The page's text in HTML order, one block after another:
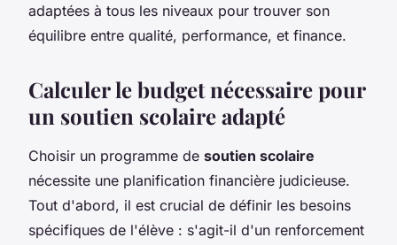
adaptées à tous les niveaux pour trouver son
équilibre entre qualité, performance, et finance.
Calculer le budget nécessaire pour
un soutien scolaire adapté
Choisir un programme de soutien scolaire
nécessite une planification financière judicieuse.
Tout d'abord, il est crucial de définir les besoins
spécifiques de l'élève : s'agit-il d'un renforcement